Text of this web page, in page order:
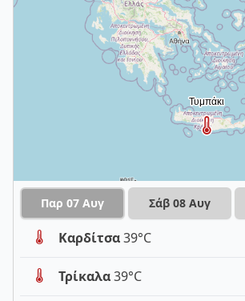
Παρ 07 Αυγ Σάβ 08 Αυγ
Καρδίτσα39°C
Τρίκαλα39°C